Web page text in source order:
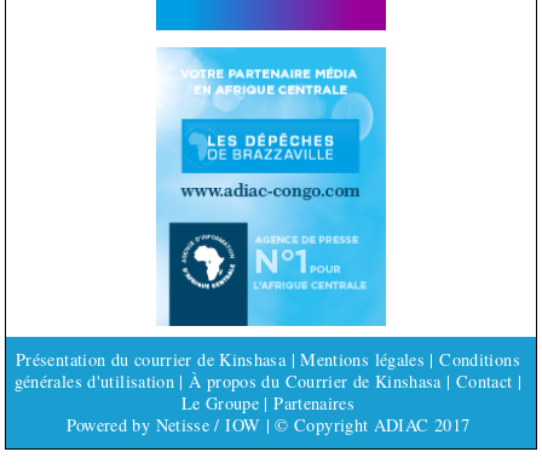
Présentation du courrier de Kinshasa|Mentions légales |Conditions
générales d'utilisation |À propos du Courrier de Kinshasa | Contact |
Le Groupe |Partenaires
Powered by Netisse / IOW | © Copyright ADIAC 2017